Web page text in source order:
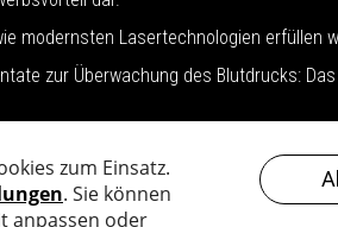
modernsten Lasertechnologien erfüllen
zur Überwachung des Blutdrucks: